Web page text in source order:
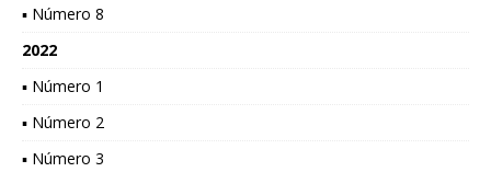
▪ Número 8
2022
▪ Número 1
▪ Número 2
▪ Número 3